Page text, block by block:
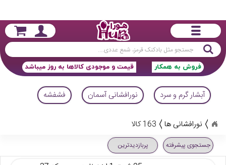
جستجو
قیمت و موجودی کالاها به روز میباشد فروش به همکار
آبشار گرم و سرد نورافشانی آسمان فشفشه
نورافشانی ها 163 کالا
جستجوی پیشرفته پربازدیدترین